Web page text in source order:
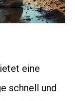
eine
schnell und